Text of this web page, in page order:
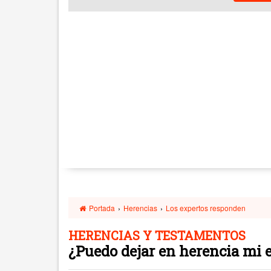
Portada › Herencias › Los expertos responden
HERENCIAS Y TESTAMENTOS
¿Puedo dejar en herencia mi